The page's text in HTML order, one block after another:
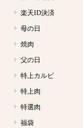
楽天ID決済
母の日
焼肉
父の日
特上カルビ
特上肉
特選肉
福袋